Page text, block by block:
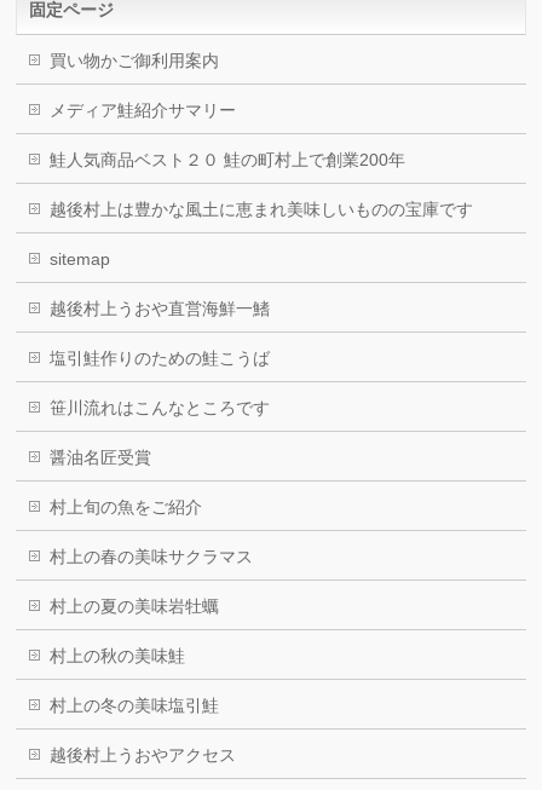
固定ページ
買い物かご御利用案内
メディア鮭紹介サマリー
鮭人気商品ベスト２０ 鮭の町村上で創業200年
越後村上は豊かな風土に恵まれ美味しいものの宝庫です
sitemap
越後村上うおや直営海鮮一鰭
塩引鮭作りのための鮭こうば
笹川流れはこんなところです
醤油名匠受賞
村上旬の魚をご紹介
村上の春の美味サクラマス
村上の夏の美味岩牡蠣
村上の秋の美味鮭
村上の冬の美味塩引鮭
越後村上うおやアクセス